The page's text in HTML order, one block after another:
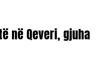
në Qeveri, gjuha